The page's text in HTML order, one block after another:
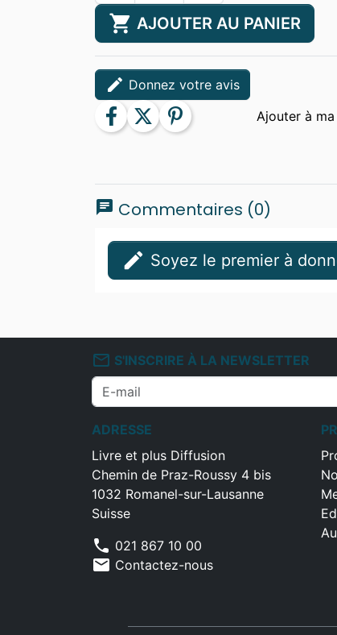
shopping_cart AJOUTER AU PANIER
edit Donnez votre avis
facebook twitter pinterest
chat Commentaires (0)
edit Soyez le premier à
mail_outline S'INSCRIRE À LA NEWSLETTER
ADRESSE
Livre et plus Diffusion
Chemin de Praz-Roussy 4 bis
1032 Romanel-sur-Lausanne
Suisse
phone 021 867 10 00
mail Contactez-nous